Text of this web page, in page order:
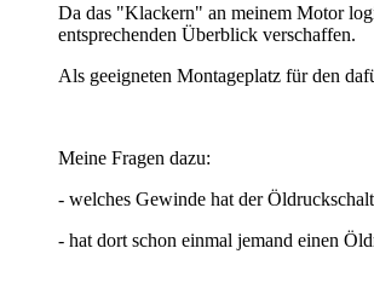
Da das "Klackern" an meinem Motor
entsprechenden Überblick verschaffen.
Als geeigneten Montageplatz für den
Meine Fragen dazu:
- welches Gewinde hat der
- hat dort schon einmal jemand einen